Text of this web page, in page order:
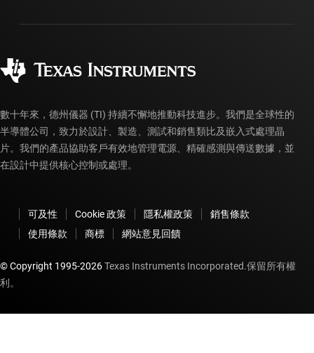
製造
myTI 帳戶常見問題解答
訂購 FAQ
數十年來，德州儀器 (TI) 持續不懈地推動科技進步。我們是全球性的
半導體公司，致力於設計、製造、測試和銷售類比及嵌入式處理晶
片。我們的產品協助客戶有效地管理電源、精確感測與傳送數據，並
在設計中提供核心控制或處理。
可及性 Cookie 政策 隱私權政策
銷售條款
使用條款
商標 網站意見回饋
© Copyright 1995-2026Texas Instruments Incorporated.保留所有權
利。